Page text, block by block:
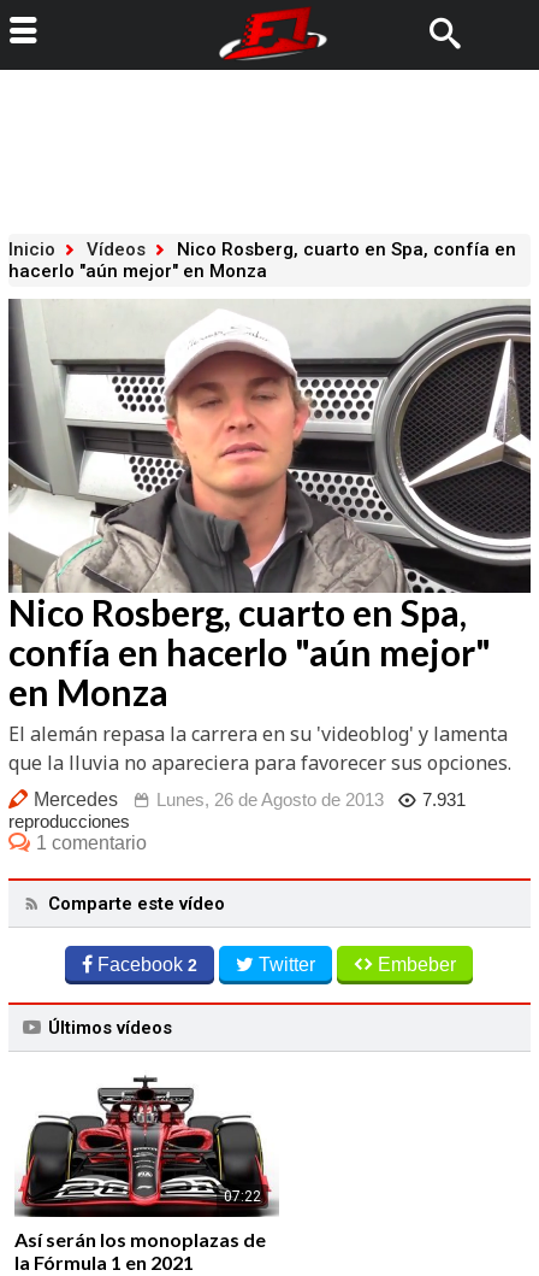
Inicio Vídeos
Nico Rosberg, cuarto en Spa, confía en
hacerlo "aún mejor" en Monza
Unmute
Loaded
100.00%
Nico Rosberg, cuarto en Spa,
confía en hacerlo "aún mejor"
en Monza
El alemán repasa la carrera en su 'videoblog' y lamenta
que la lluvia no apareciera para favorecer sus opciones.
Mercedes Lunes, 26 de Agosto de 2013
7.931
reproducciones
1 comentario
Comparte este vídeo
Facebook2 Twitter Embeber
Últimos vídeos
07:22
Así serán los monoplazas de
la Fórmula 1 en 2021